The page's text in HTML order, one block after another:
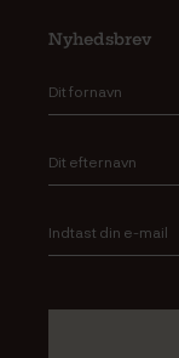
Nyhedsbrev